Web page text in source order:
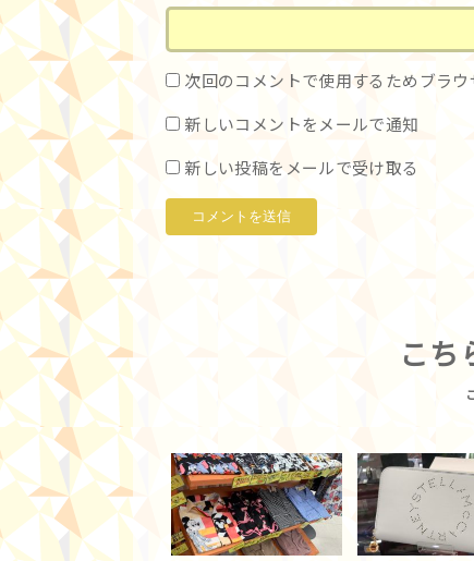
次回のコメントで使用するためブラ
新しいコメントをメールで通知
新しい投稿をメールで受け取る
こち